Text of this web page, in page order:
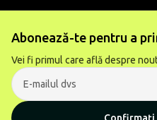
Abonează-te pentru a
Vei fi primul care află despre